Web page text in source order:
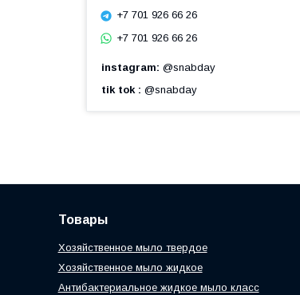
+7 701 926 66 26
+7 701 926 66 26
instagram @snabday
tik tok
@snabday
Товары
Хозяйственное мыло твердое
Хозяйственное мыло жидкое
Антибактериальное жидкое мыло класс